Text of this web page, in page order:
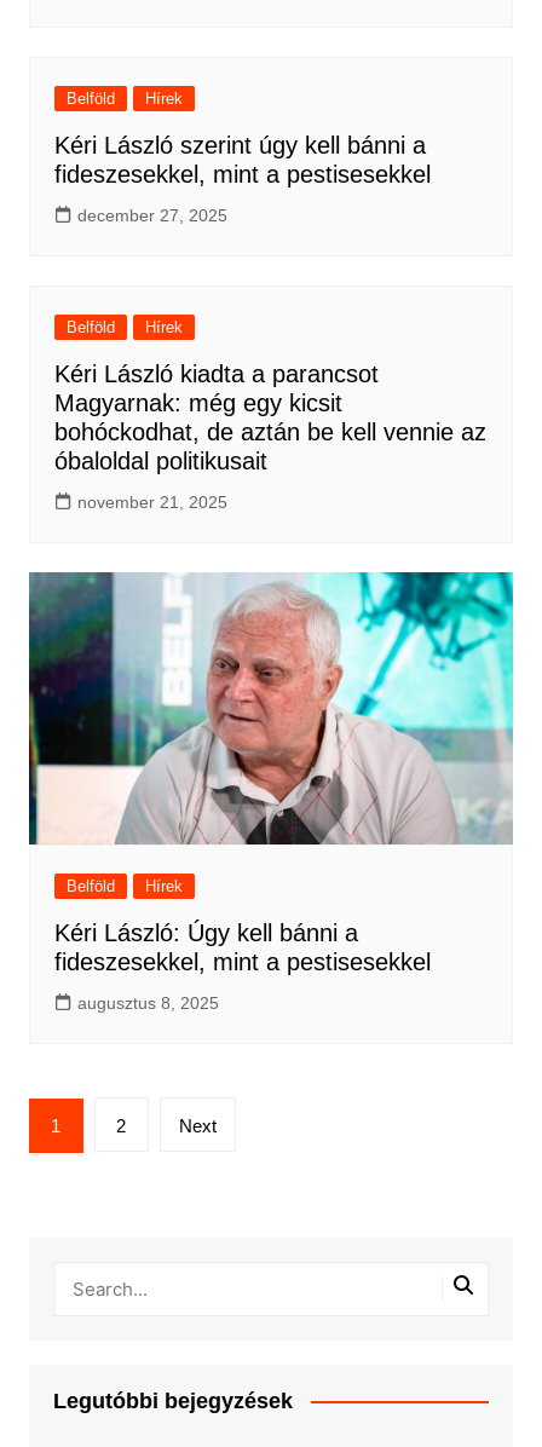
Belföld Hírek
Kéri László szerint úgy kell bánni a
fideszesekkel, mint a pestisesekkel
december 27, 2025
Belföld Hírek
Kéri László kiadta a parancsot
Magyarnak: még egy kicsit
bohóckodhat, de aztán be kell vennie az
óbaloldal politikusait
november 21, 2025
Belföld Hírek
Kéri László: Úgy kell bánni a
fideszesekkel, mint a pestisesekkel
augusztus 8, 2025
Bejegyzések
lapozása
1 2 Next
Legutóbbi bejegyzések